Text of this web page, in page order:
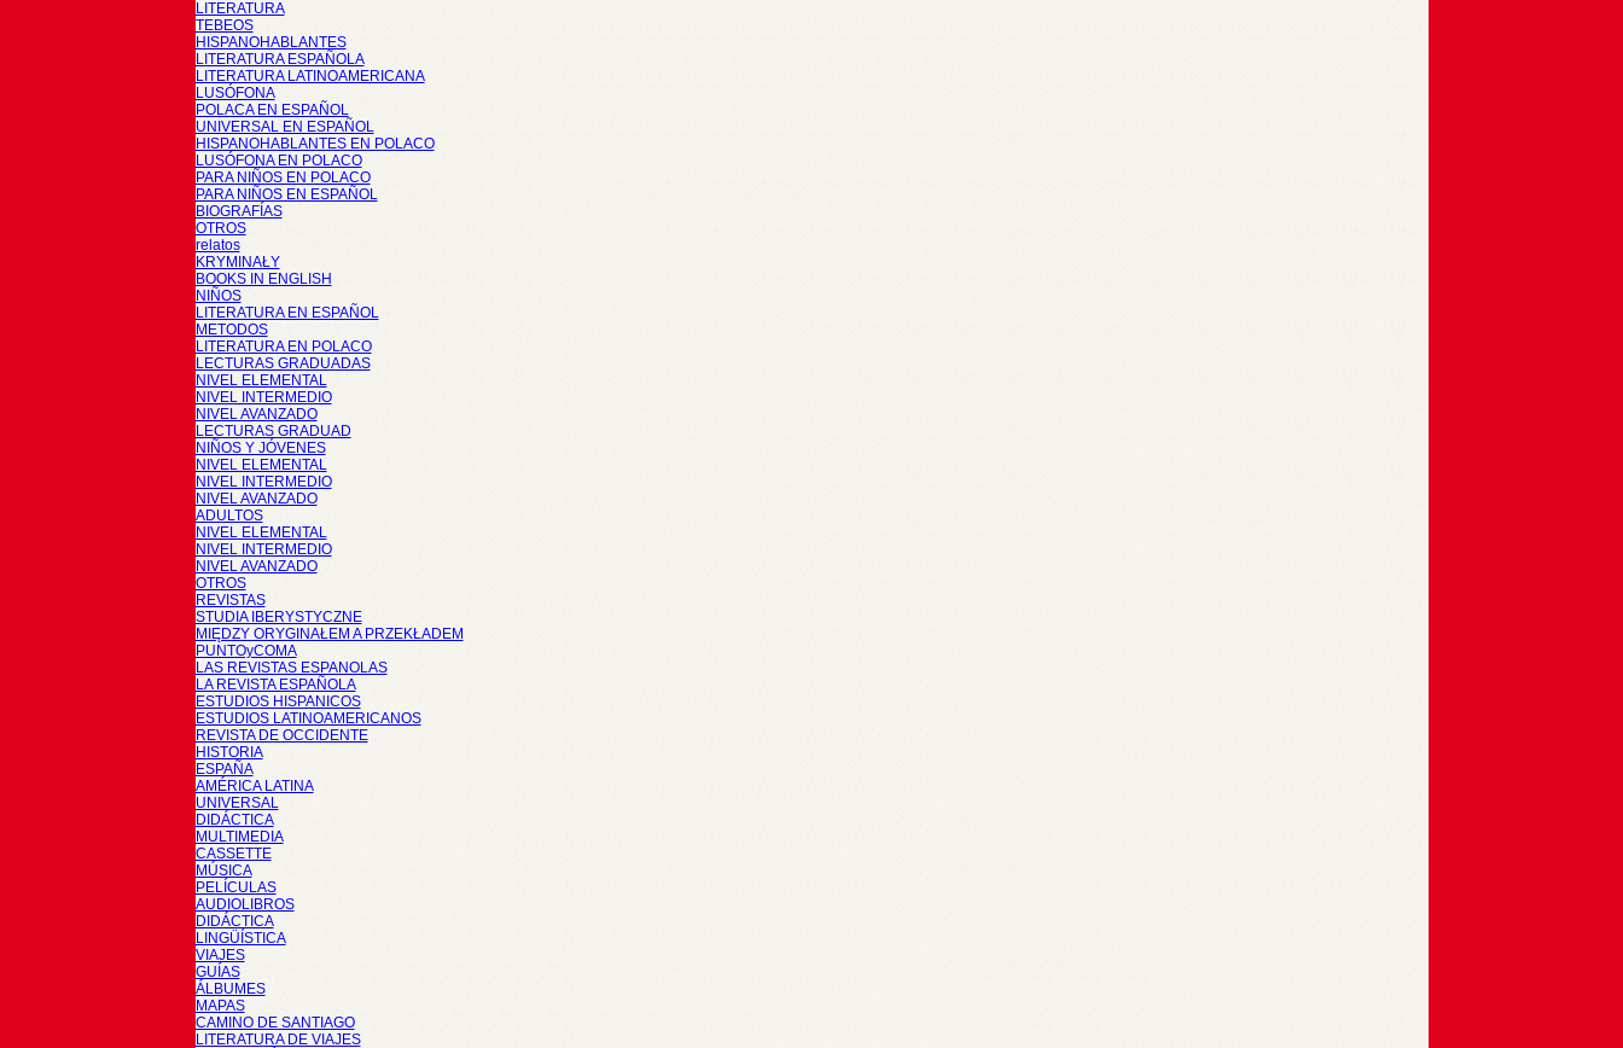
LITERATURA
TEBEOS
HISPANOHABLANTES
LITERATURA ESPAÑOLA
LITERATURA LATINOAMERICANA
LUSÓFONA
POLACA EN ESPAÑOL
UNIVERSAL EN ESPAÑOL
HISPANOHABLANTES EN POLACO
LUSÓFONA EN POLACO
PARA NIÑOS EN POLACO
PARA NIÑOS EN ESPAÑOL
BIOGRAFÍAS
OTROS
relatos
KRYMINAŁY
BOOKS IN ENGLISH
NIÑOS
LITERATURA EN ESPAÑOL
METODOS
LITERATURA EN POLACO
LECTURAS GRADUADAS
NIVEL ELEMENTAL
NIVEL INTERMEDIO
NIVEL AVANZADO
LECTURAS GRADUAD
NIÑOS Y JÓVENES
NIVEL ELEMENTAL
NIVEL INTERMEDIO
NIVEL AVANZADO
ADULTOS
NIVEL ELEMENTAL
NIVEL INTERMEDIO
NIVEL AVANZADO
OTROS
REVISTAS
STUDIA IBERYSTYCZNE
MIĘDZY ORYGINAŁEM A PRZEKŁADEM
PUNTOyCOMA
LAS REVISTAS ESPANOLAS
LA REVISTA ESPAÑOLA
ESTUDIOS HISPANICOS
ESTUDIOS LATINOAMERICANOS
REVISTA DE OCCIDENTE
HISTORIA
ESPAÑA
AMÉRICA LATINA
UNIVERSAL
DIDÁCTICA
MULTIMEDIA
CASSETTE
MÚSICA
PELÍCULAS
AUDIOLIBROS
DIDÁCTICA
LINGÜÍSTICA
VIAJES
GUÍAS
ÁLBUMES
MAPAS
CAMINO DE SANTIAGO
LITERATURA DE VIAJES